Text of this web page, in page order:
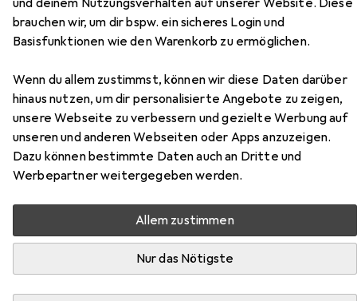
und deinem Nutzungsverhalten auf unserer Website. Diese
brauchen wir, um dir bspw. ein sicheres Login und
Basisfunktionen wie den Warenkorb zu ermöglichen.
Wenn du allem zustimmst, können wir diese Daten darüber
hinaus nutzen, um dir personalisierte Angebote zu zeigen,
unsere Webseite zu verbessern und gezielte Werbung auf
unseren und anderen Webseiten oder Apps anzuzeigen.
Dazu können bestimmte Daten auch an Dritte und
Werbepartner weitergegeben werden.
Allem zustimmen
Nur das Nötigste
EUR
94,49
Massager